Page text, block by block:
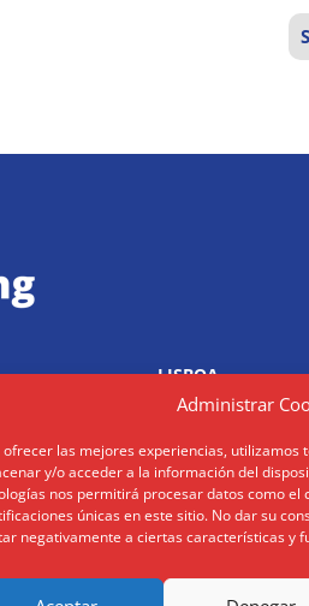
Administrar
ofrecer las mejores experiencias, utilizamos
y/o acceder a la información del
nos permitirá procesar datos como el
únicas en este sitio. No dar su
negativamente a ciertas características y
LISBOA
R. Joaquim
Tel: (+34) 952 112